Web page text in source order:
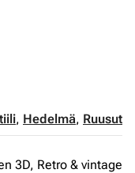
, Hedelmä, Ruusut
3D, Retro & vintage